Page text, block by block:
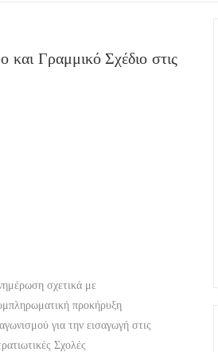
και Γραμμικό Σχέδιο στις
σχετικά με
προκήρυξη
για την εισαγωγή στις
Σχολές